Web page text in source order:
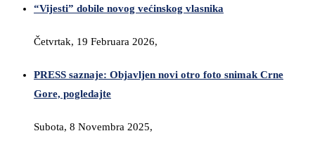
“Vijesti” dobile novog većinskog vlasnika
Četvrtak, 19 Februara 2026,
PRESS saznaje: Objavljen novi otro foto snimak Crne
Gore, pogledajte
Subota, 8 Novembra 2025,